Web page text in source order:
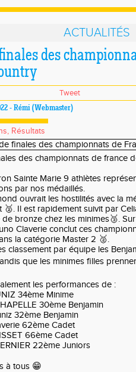
ACTUALITÉS
des
Tweet
- Rémi (Webmaster)
Résultats
des championnats de france
Sainte Marie 9 athlètes
par nos médaillés.
ouvrait les hostilités avec la
🥈. Il est rapidement suivit par
de bronze chez les minimes🥉.
Claverie conclut ces
la catégorie Master 2 🥈.
classement par équipe les
que les minimes filles
les performances de :
34ème Minime
30ème Benjamin
32ème Benjamin
62ème Cadet
66ème Cadet
22ème Juniors
à tous 😁